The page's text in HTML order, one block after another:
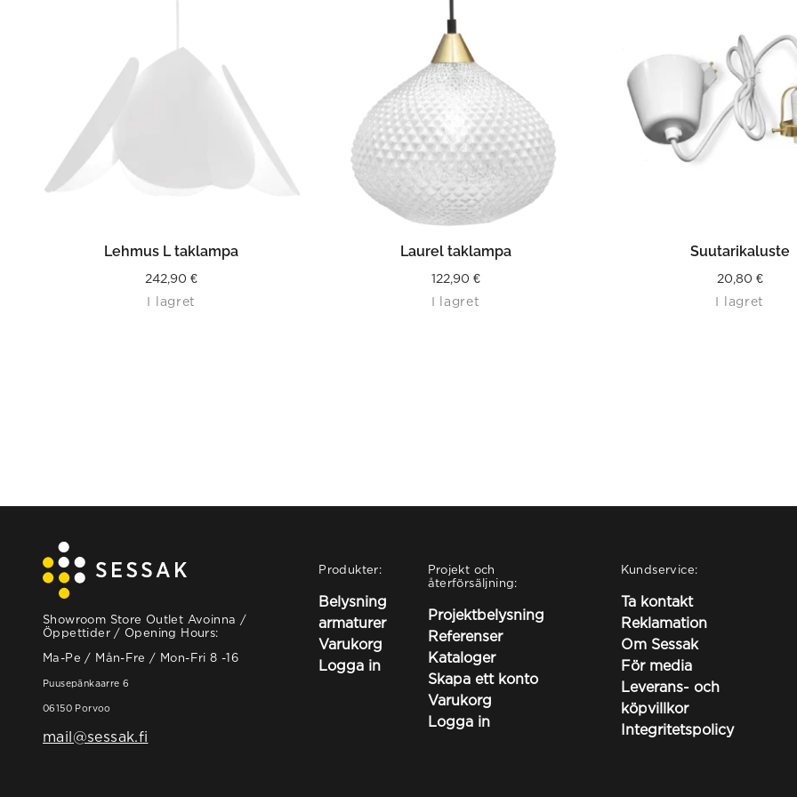
LÄS MER
Lehmus L taklampa
242,90€
I lagret
LÄS MER
Laurel taklampa
122,90 €
I lagret
LÄS MER
Suutarikaluste
20,80 €
I lagret
Showroom Store Outlet Avoinna /
Öppettider / Opening Hours:
Ma-Pe / Mån-Fre / Mon-Fri 8 -16
Puusepänkaarre 6
06150 Porvoo
mail@sessak.fi
Produkter:
Belysning
armaturer
Varukorg
Logga in
Projekt och
återförsäljning:
Projektbelysning
Referenser
Kataloger
Skapa ett konto
Varukorg
Logga in
Kundservice:
Ta kontakt
Reklamation
Om Sessak
För media
Leverans- och
köpvillkor
Integritetspolicy